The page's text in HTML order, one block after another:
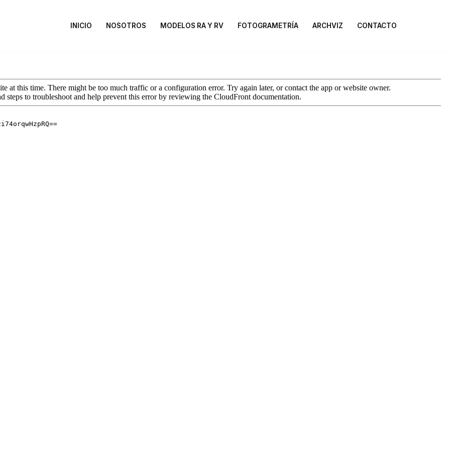
INICIO NOSOTROS MODELOS RA Y RV FOTOGRAMETRÍA ARCHVIZ CONTACTO